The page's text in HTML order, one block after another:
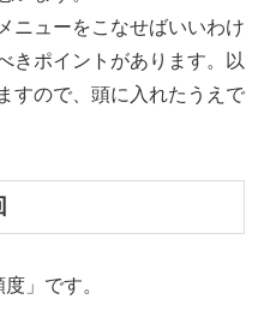
ニューをこなせばいいわけ
きポイントがあります。以
すので、頭に入れたうえで
」です。